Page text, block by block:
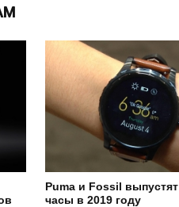
Puma и Fossil
часы в 2019 году